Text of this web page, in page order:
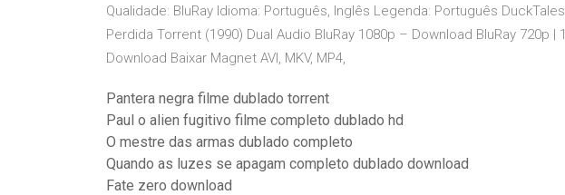
Qualidade: BluRay Idioma: Português, Inglês Legenda: Português
Perdida Torrent (1990) Dual Audio BluRay 1080p – Download BluRay 720p |
Download Baixar Magnet AVI, MKV, MP4,
Pantera negra filme dublado torrent
Paul o alien fugitivo filme completo dublado hd
O mestre das armas dublado completo
Quando as luzes se apagam completo dublado download
Fate zero download